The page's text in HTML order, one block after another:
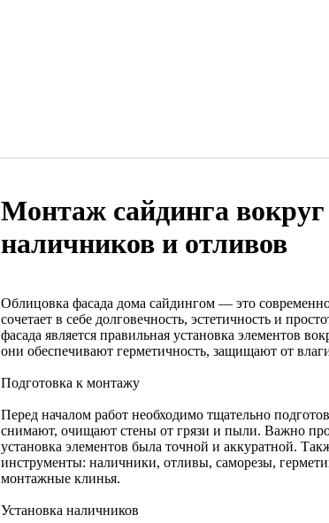
Монтаж сайдинга вокруг
наличников и отливов
Облицовка фасада дома сайдингом — это
сочетает в себе долговечность, эстетичность и
фасада является правильная установка элементов
они обеспечивают герметичность, защищают от
Подготовка к монтажу
Перед началом работ необходимо тщательно
снимают, очищают стены от грязи и пыли. Важно
установка элементов была точной и аккуратной.
инструменты: наличники, отливы, саморезы,
монтажные клинья.
Установка наличников